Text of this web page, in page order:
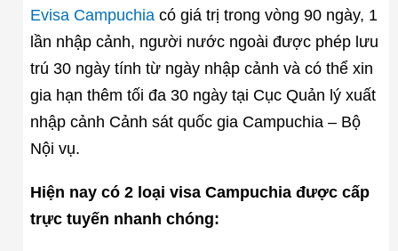
Evisa Campuchiacó giá trị trong vòng 90 ngày, 1
lần nhập cảnh, người nước ngoài được phép lưu
trú 30 ngày tính từ ngày nhập cảnh và có thể xin
gia hạn thêm tối đa 30 ngày tại Cục Quản lý xuất
nhập cảnh Cảnh sát quốc gia Campuchia – Bộ
Nội vụ.
Hiện nay có 2 loại visa Campuchia được cấp
trực tuyến nhanh chóng: